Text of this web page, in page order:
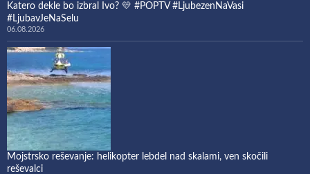
Katero dekle bo izbral Ivo? 💛 #POPTV #LjubezenNaVasi
#LjubavJeNaSelu
06.08.2026
Mojstrsko reševanje: helikopter lebdel nad skalami, ven skočili
reševalci